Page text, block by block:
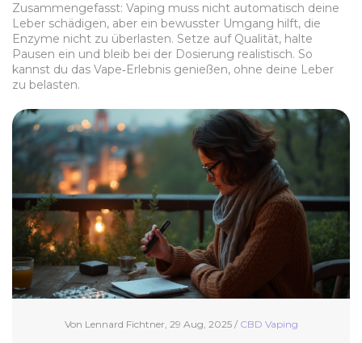
Zusammengefasst: Vaping muss nicht automatisch deine
Leber schädigen, aber ein bewusster Umgang hilft, die
Enzyme nicht zu überlasten. Setze auf Qualität, halte
Pausen ein und bleib bei der Dosierung realistisch. So
kannst du das Vape‑Erlebnis genießen, ohne deine Leber
zu belasten.
Von Lennard Fichtner, 29 Aug, 2025 / CBD Vaping